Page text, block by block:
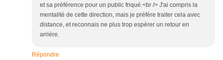
et sa préférence pour un public friqué.<br /> J'ai compris la
mentalité de cette direction, mais je préfère traiter cela avec
distance, et reconnais ne plus trop espérer un retour en
arrière.
Répondre